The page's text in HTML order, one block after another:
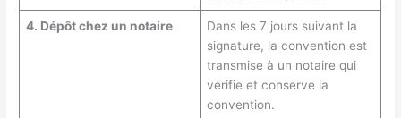
4. Dépôt chez un notaire
Dans les 7 jours suivant la
signature, la convention est
transmise à un notaire qui
vérifie et conserve la
convention.